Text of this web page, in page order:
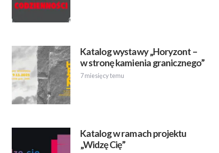
Katalog wystawy „Horyzont –
w stronę kamienia granicznego”
7 miesięcy temu
Katalog w ramach projektu
„Widzę Cię”